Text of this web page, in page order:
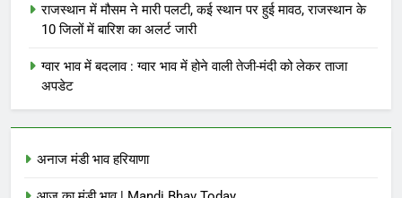
राजस्थान में मौसम ने मारी पलटी, कई स्थान पर हुई मावठ, राजस्थान के
10 जिलों में बारिश का अलर्ट जारी
ग्वार भाव में बदलाव : ग्वार भाव में होने वाली तेजी-मंदी को लेकर ताजा
अपडेट
अनाज मंडी भाव हरियाणा